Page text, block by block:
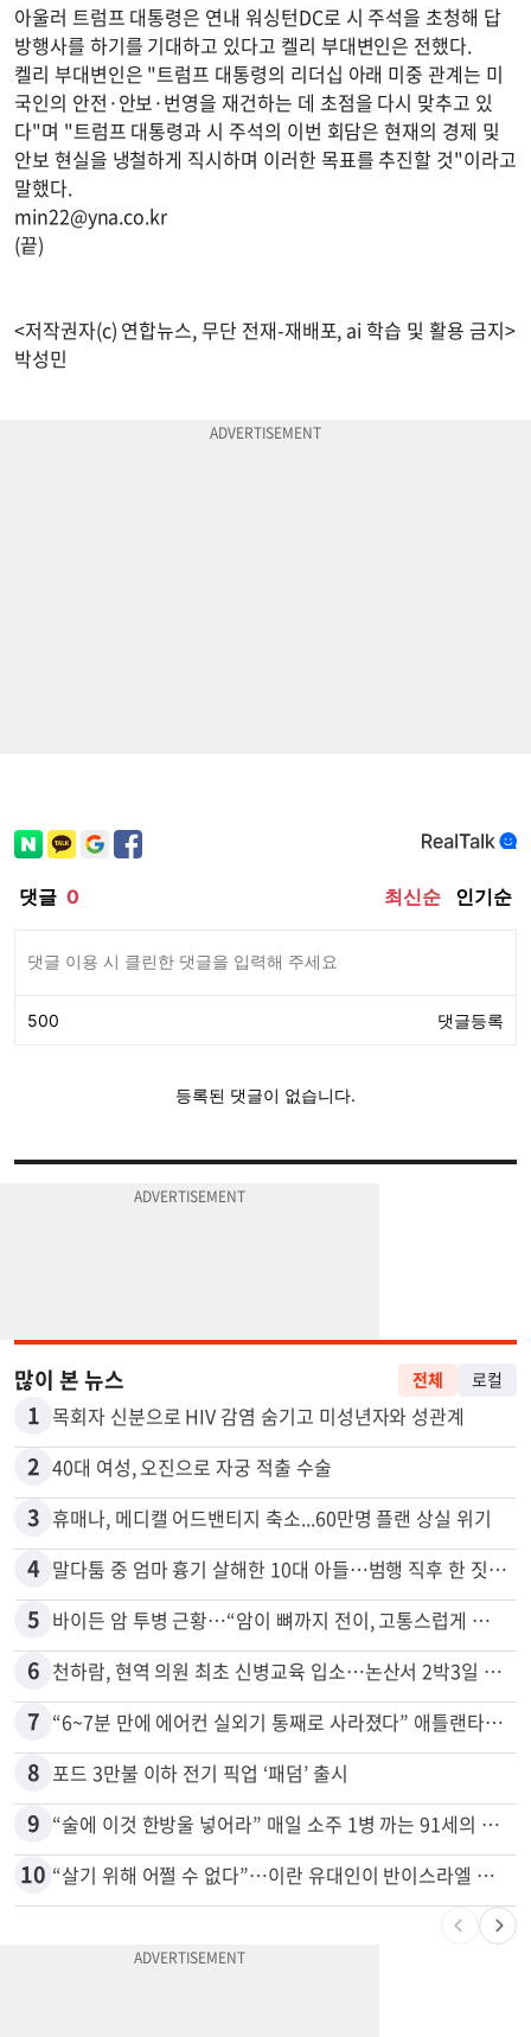
아울러 트럼프 대통령은 연내 워싱턴DC로 시 주석을 초청해 답
방행사를 하기를 기대하고 있다고 켈리 부대변인은 전했다.
켈리 부대변인은 "트럼프 대통령의 리더십 아래 미중 관계는 미
국인의 안전·안보·번영을 재건하는 데 초점을 다시 맞추고 있
다"며 "트럼프 대통령과 시 주석의 이번 회담은 현재의 경제 및
안보 현실을 냉철하게 직시하며 이러한 목표를 추진할 것"이라고
말했다.
min22@yna.co.kr
(끝)
<저작권자(c) 연합뉴스, 무단 전재-재배포, ai 학습 및 활용 금지>
박성민
많이 본 뉴스 전체 로컬
1 목회자 신분으로 HIV 감염 숨기고 미성년자와 성관계
2 40대 여성, 오진으로 자궁 적출 수술
3 휴매나, 메디캘 어드밴티지 축소...60만명 플랜 상실 위기
4 말다툼 중 엄마 흉기 살해한 10대 아들…범행 직후 한 짓 충격
5 바이든 암 투병 근황…“암이 뼈까지 전이, 고통스럽게 투병 중”
6 천하람, 현역 의원 최초 신병교육 입소…논산서 2박3일 생활
7 “6~7분 만에 에어컨 실외기 통째로 사라졌다” 애틀랜타서 실외기 도난 급증
8 포드 3만불 이하 전기 픽업 ‘패덤’ 출시
9 “술에 이것 한방울 넣어라” 매일 소주 1병 까는 91세의 철칙
10 “살기 위해 어쩔 수 없다”…이란 유대인이 반이스라엘 외치는 까닭